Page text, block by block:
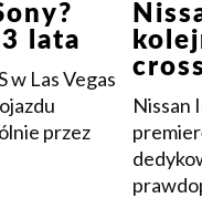
lata
w Las Vegas
przez
Nissan